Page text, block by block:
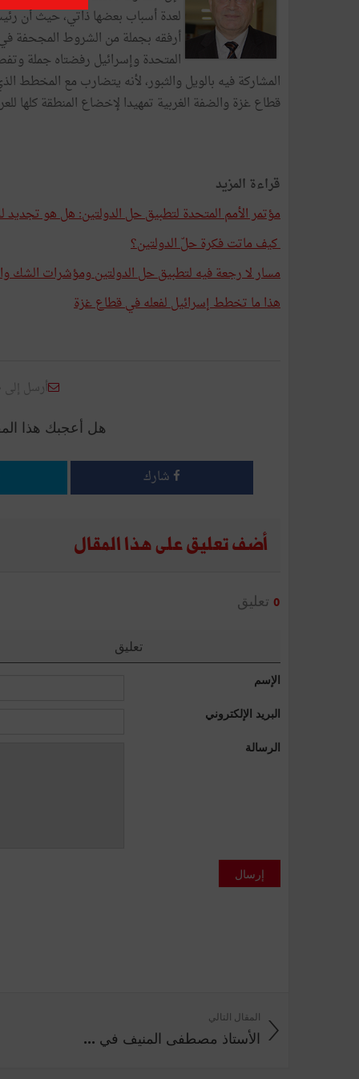
لعدة أسباب بعضها ذاتي، حيث أن
أرفقه بجملة من الشروط المجحفة
المتحدة وإسرائيل رفضتاه جملة
المشاركة فيه بالويل والثبور، لأنه يتضارب مع المخطط
قطاع غزة والضفة الغربية تمهيدا لإخضاع المنطقة كلها
قراءة المزيد
مؤتمر الأمم المتحدة لتطبيق حل الدولتين: هل هو
كيف ماتت فكرة حلّ الدولتين؟
مسار لا رجعة فيه لتطبيق حل الدولتين ومؤشرات الشك
هذا ما تخطط إسرائيل لفعله في قطاع غزة
أرسل
هل أعجبك هذا
شارك
أضف تعليق على هذا المقال
0 تعليق
تعليق
الإسم
البريد الإلكتروني
الرسالة
إرسال
المقال التالي
الأستاذ مصطفى المنيف في ...